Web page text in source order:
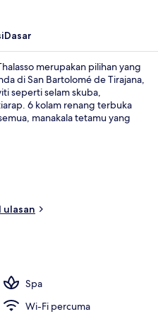
Dasar
merupakan pilihan yang
di San Bartolomé de Tirajana,
seperti selam skuba,
6 kolam renang terbuka
manakala tetamu yang
La Plaza menyajikan
sarapan dan makan
ini termasuk 2 bar tepi kolam,
kesihatan. Pengembara lain
ulasan
Spa
Wi-Fi percuma